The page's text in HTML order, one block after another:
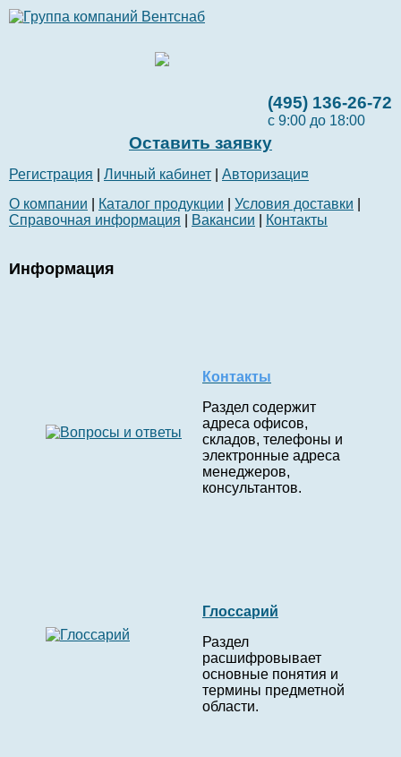
(495) 136-26-72
с 9:00 до 18:00
Оставить заявку
Регистрация Личный кабинет
Авторизаци¤
О компании
Каталог продукции Условия доставки
Справочная информация
Вакансии Контакты
Информация
Контакты
Раздел содержит
адреса офисов,
складов, телефоны и
электронные адреса
менеджеров,
консультантов.
Глоссарий
Раздел
расшифровывает
основные понятия и
термины предметной
области.